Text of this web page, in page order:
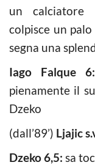
un calciatore
colpisce un
segna una
Iago Falque 6:
pienamente il
Dzeko
(dall’89’) Ljajic
Dzeko 6,5: sa